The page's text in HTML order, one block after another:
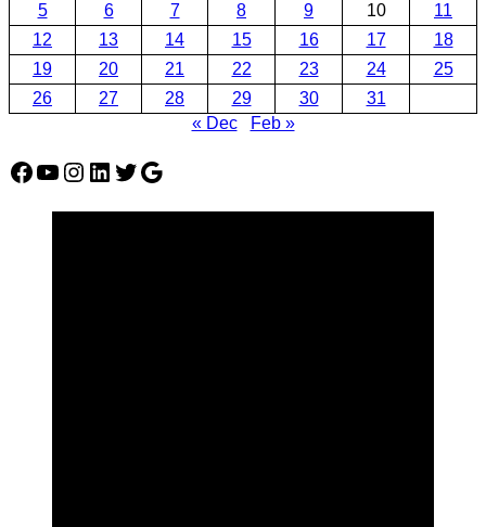
5
6 7 8 9 10
11
12
13 14 15 16 17
18
19
20 21 22 23 24
25
26
27 28 29 30
31
« Dec
Feb »
Facebook
YouTube
Instagram
LinkedIn
Twitter
Google